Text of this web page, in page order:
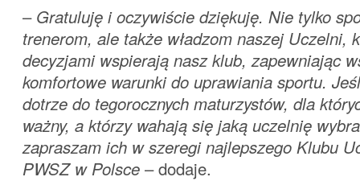
– Gratuluję i oczywiście dziękuję. Nie tylko
trenerom, ale także władzom naszej Uczelni,
decyzjami wspierają nasz klub, zapewniając
komfortowe warunki do uprawiania sportu.
dotrze do tegorocznych maturzystów, dla
ważny, a którzy wahają się jaką uczelnię
zapraszam ich w szeregi najlepszego Klubu
PWSZ w Polsce – dodaje.